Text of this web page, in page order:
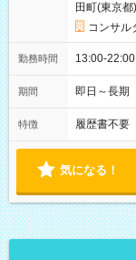
田町(東京
コンサル
勤務時間 13:00-
期間 即日～長
特徴 履歴書不要
気になる！